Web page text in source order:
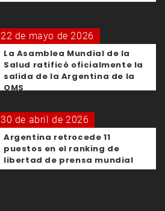
22 de mayo de 2026
La Asamblea Mundial de la
Salud ratificó oficialmente la
salida de la Argentina de la
OMS
30 de abril de 2026
Argentina retrocede 11
puestos en el ranking de
libertad de prensa mundial